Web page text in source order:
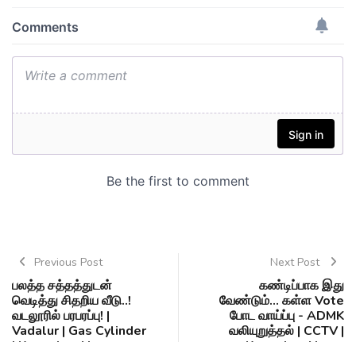
Previous Post
பலத்த சத்தத்துடன்
வெடித்து சிதறிய வீடு..!
வடலூரில் பரபரப்பு! |
Vadalur | Gas Cylinder
Next Post
கண்டிப்பாக இது
வேண்டும்... கள்ள Vote
போட வாய்ப்பு - ADMK
வலியுறுத்தல் | CCTV |